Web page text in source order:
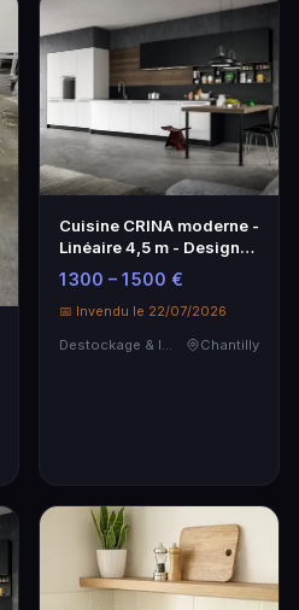
Cuisine CRINA moderne -
Linéaire 4,5 m - Design
contemporain
1 300 – 1 500 €
📅 Invendu le 22/07/2026
Destockage & Invendus
Chantilly